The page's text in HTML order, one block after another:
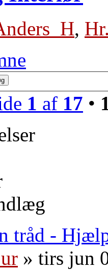
,
1 af 17 •
tråd -
» tirs jun